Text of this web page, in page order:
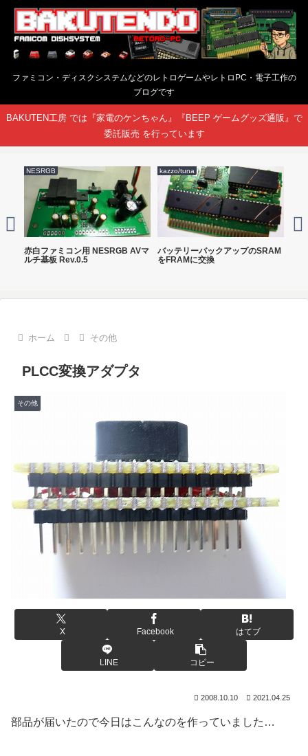
ファミコン・ディスクシステムなどのレトロゲームやレトロPC・電子工作の
ブログです
BAKUTEN工房 では『家電のケンちゃん』『BEEP ゲームグッズ通販』で
委託販売 を行っています
NESRGB
赤白ファミコン用 NESRGB AVマ
ルチ基板 Rev.0.5
kazzo/tuna
バッテリーバックアップのSRAM
をFRAMに交換
ホーム その他
PLCC変換アダプタ
その他
X Facebook はてブ
LINE コピー
2008.10.10 2021.04.25
部品が届いたので今日はこんなのを作っていました…